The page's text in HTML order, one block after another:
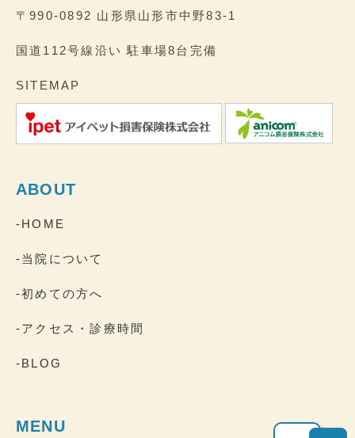
〒990-0892 山形県山形市中野83-1
国道112号線沿い 駐車場8台完備
SITEMAP
ABOUT
-HOME
-当院について
-初めての方へ
-アクセス・診療時間
-BLOG
MENU